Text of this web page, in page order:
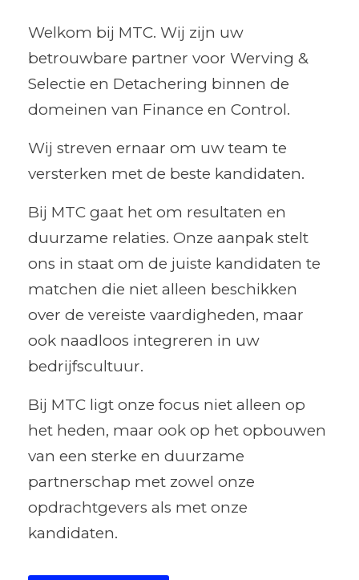
Welkom bij MTC. Wij zijn uw
betrouwbare partner voor Werving &
Selectie en Detachering binnen de
domeinen van Finance en Control.
Wij streven ernaar om uw team te
versterken met de beste kandidaten.
Bij MTC gaat het om resultaten en
duurzame relaties. Onze aanpak stelt
ons in staat om de juiste kandidaten te
matchen die niet alleen beschikken
over de vereiste vaardigheden, maar
ook naadloos integreren in uw
bedrijfscultuur.
Bij MTC ligt onze focus niet alleen op
het heden, maar ook op het opbouwen
van een sterke en duurzame
partnerschap met zowel onze
opdrachtgevers als met onze
kandidaten.